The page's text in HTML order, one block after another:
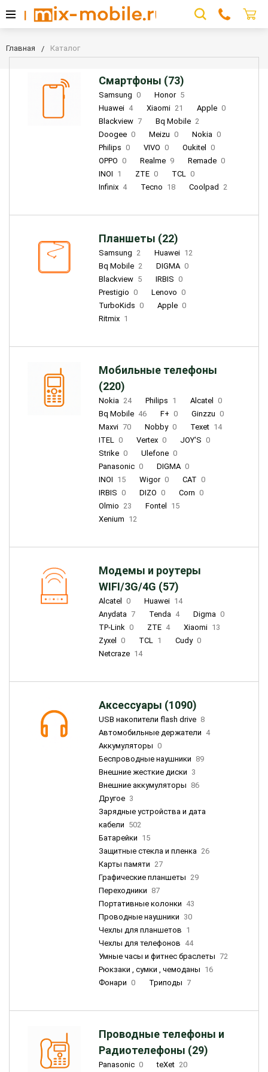
Главная Каталог
Смартфоны (73)
Samsung 0 Honor 5
Huawei 4 Xiaomi 21 Apple 0
Blackview 7 Bq Mobile 2
Doogee 0 Meizu 0 Nokia 0
Philips 0 VIVO 0 Oukitel
0
OPPO 0 Realme 9 Remade 0
INOI 1 ZTE 0 TCL 0
Infinix 4 Tecno 18 Coolpad 2
Планшеты (22)
Samsung 2 Huawei 12
Bq Mobile 2 DIGMA 0
Blackview 5 IRBIS 0
Prestigio 0 Lenovo 0
TurboKids 0 Apple 0
Ritmix 1
Мобильные телефоны
(220)
Nokia 24 Philips 1 Alcatel
0
Bq Mobile 46 F+ 0 Ginzzu 0
Maxvi 70 Nobby 0 Texet 14
ITEL 0 Vertex 0 JOY'S 0
Strike 0 Ulefone 0
Panasonic 0 DIGMA 0
INOI 15 Wigor 0 CAT 0
IRBIS 0 DIZO 0 Corn 0
Olmio 23 Fontel
15
Xenium 12
Модемы и роутеры
WIFI/3G/4G (57)
Alcatel 0 Huawei 14
Anydata 7 Tenda 4 Digma 0
TP-Link 0 ZTE 4 Xiaomi 13
Zyxel
0 TCL 1 Cudy 0
Netcraze 14
Аксессуары (1090)
USB накопители flash drive 8
Автомобильные держатели 4
Аккумуляторы 0
Беспроводные наушники 89
Внешние жесткие диски 3
Внешние аккумуляторы 86
Другое 3
Зарядные устройства и дата
кабели 502
Батарейки 15
Защитные стекла и пленка 26
Карты памяти 27
Графические планшеты 29
Переходники 87
Портативные колонки 43
Проводные наушники 30
Чехлы для планшетов 1
Чехлы для телефонов 44
Умные часы и фитнес браслеты 72
Рюкзаки , сумки , чемоданы 16
Фонари 0 Триподы 7
Проводные телефоны и
Радиотелефоны (29)
Panasonic 0 teXet 20